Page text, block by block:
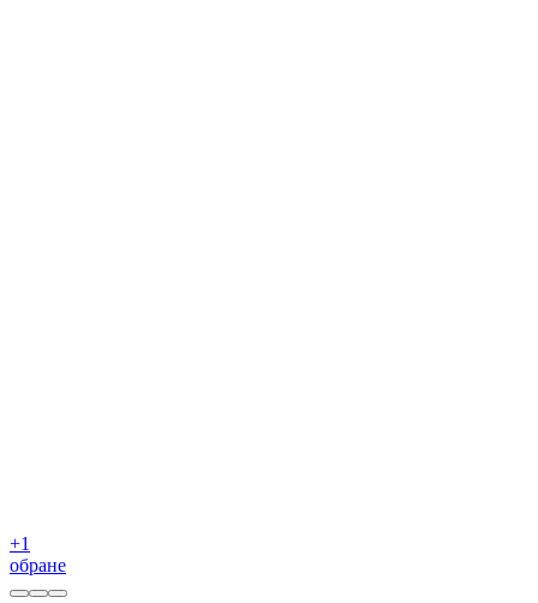
+1
обране